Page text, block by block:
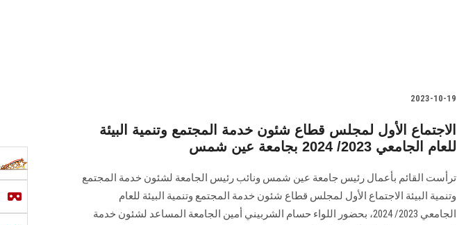
2023-10-19
الاجتماع الأول لمجلس قطاع شئون خدمة المجتمع وتنمية البيئة
للعام الجامعي 2023/ 2024 بجامعة عين شمس
ترأست القائم بأعمال رئيس جامعة عين شمس ونائب رئيس الجامعة لشئون خدمة المجتمع
وتنمية البيئة الاجتماع الأول لمجلس قطاع شئون خدمة المجتمع وتنمية البيئة للعام
الجامعي 2023/ 2024، بحضور اللواء حسام الشربيني أمين الجامعة المساعد لشئون خدمة